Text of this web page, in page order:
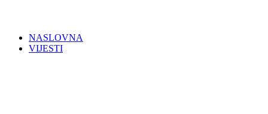
NASLOVNA
VIJESTI